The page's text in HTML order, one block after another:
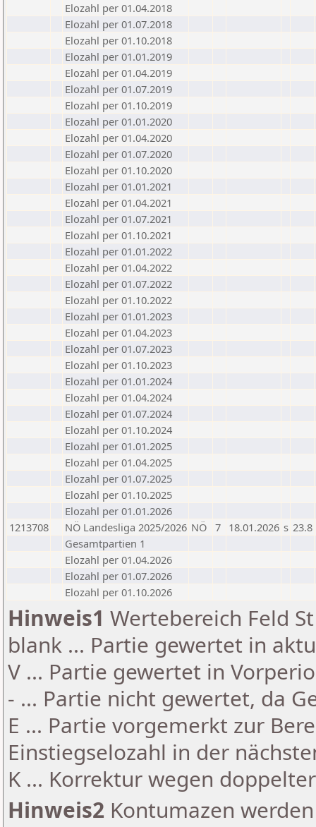
Elozahl per 01.04.2018
Elozahl per 01.07.2018
Elozahl per 01.10.2018
Elozahl per 01.01.2019
Elozahl per 01.04.2019
Elozahl per 01.07.2019
Elozahl per 01.10.2019
Elozahl per 01.01.2020
Elozahl per 01.04.2020
Elozahl per 01.07.2020
Elozahl per 01.10.2020
Elozahl per 01.01.2021
Elozahl per 01.04.2021
Elozahl per 01.07.2021
Elozahl per 01.10.2021
Elozahl per 01.01.2022
Elozahl per 01.04.2022
Elozahl per 01.07.2022
Elozahl per 01.10.2022
Elozahl per 01.01.2023
Elozahl per 01.04.2023
Elozahl per 01.07.2023
Elozahl per 01.10.2023
Elozahl per 01.01.2024
Elozahl per 01.04.2024
Elozahl per 01.07.2024
Elozahl per 01.10.2024
Elozahl per 01.01.2025
Elozahl per 01.04.2025
Elozahl per 01.07.2025
Elozahl per 01.10.2025
Elozahl per 01.01.2026
1213708
NÖ Landesliga 2025/2026 NÖ 7 18.01.2026 s 23.8
Gesamtpartien 1
Elozahl per 01.04.2026
Elozahl per 01.07.2026
Elozahl per 01.10.2026
Hinweis1 Wertebereich Feld
blank ... Partie gewertet in
V ... Partie gewertet in
- ... Partie nicht gewertet, da
E ... Partie vorgemerkt zur
Einstiegselozahl in der
K ... Korrektur wegen
Hinweis2 Kontumazen